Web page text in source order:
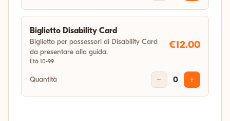
Biglietto Disability Card
Biglietto per possessori di Disability Card
da presentare alla guida.
Età 10-99
€12.00
Quantità − 0 +